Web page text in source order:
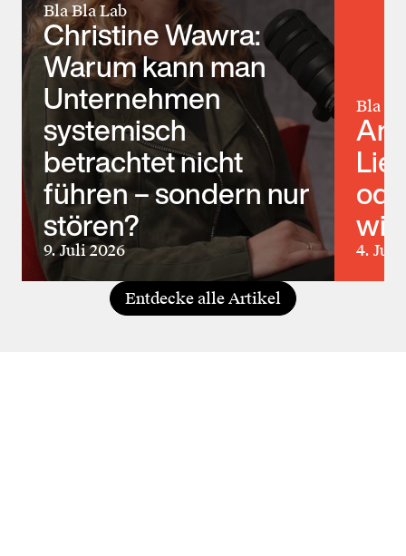
Bla Bla Lab
Christine Wawra:
Warum kann man
Unternehmen
systemisch
betrachtet nicht
führen – sondern nur
stören?
9. Juli 2026
Bla
wir
4.
Entdecke alle Artikel